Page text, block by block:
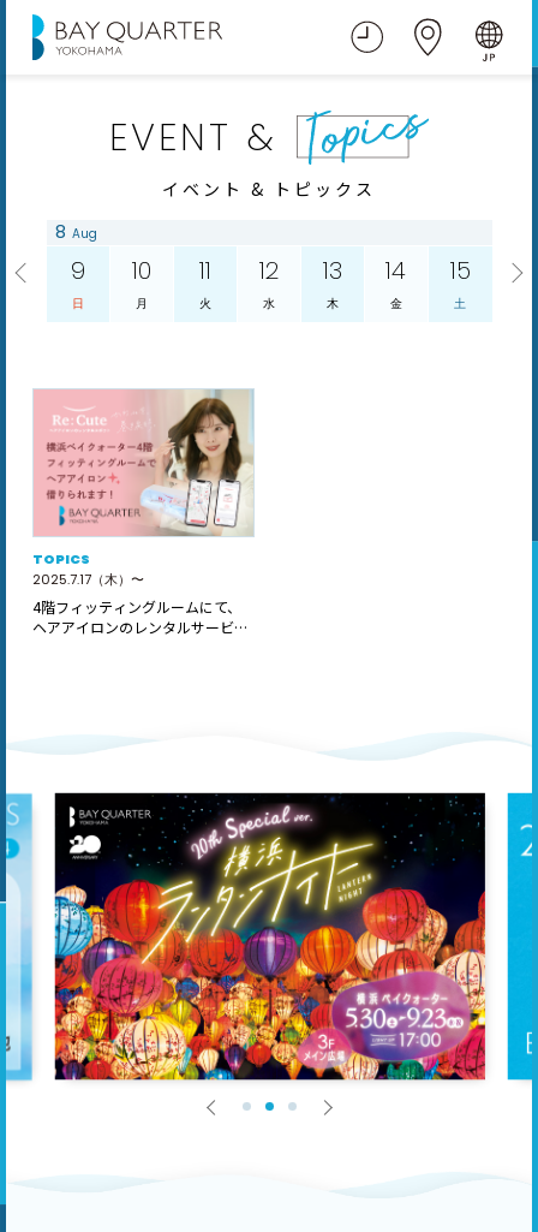
EVENT &
イベント & トピックス
8 Aug
9
日
10
月
11
火
12
水
13
木
14
金
15
土
TOPICS
2025.7.17（木）〜
4階フィッティングルームにて、
ヘアアイロンのレンタルサービス